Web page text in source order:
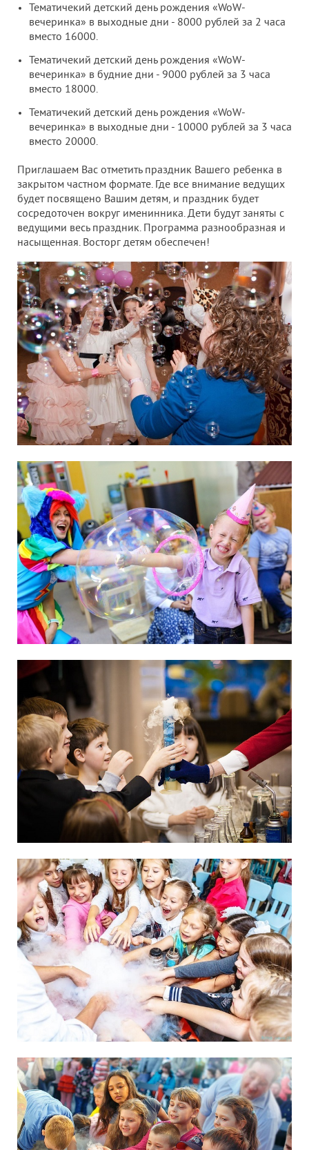
Тематичекий детский день рождения «WoW-
вечеринка» в выходные дни - 8000 рублей за 2 часа
вместо 16000.
Тематичекий детский день рождения «WoW-
вечеринка» в будние дни - 9000 рублей за 3 часа
вместо 18000.
Тематичекий детский день рождения «WoW-
вечеринка» в выходные дни - 10000 рублей за 3 часа
вместо 20000.
Приглашаем Вас отметить праздник Вашего ребенка в
закрытом частном формате. Где все внимание ведущих
будет посвящено Вашим детям, и праздник будет
сосредоточен вокруг именинника. Дети будут заняты с
ведущими весь праздник. Программа разнообразная и
насыщенная. Восторг детям обеспечен!